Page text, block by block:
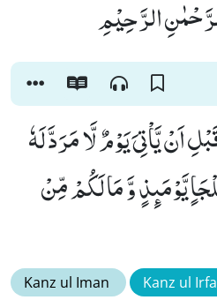
الرَّحِیْمِ
اَنْ یَّاْتِیَ یَوْمٌ لَّا مَرَدَّ لَهٗ
یَّوْمَىٕذٍ وَّ مَا لَكُمْ مِّنْ
Kanz ul Iman Kanz ul